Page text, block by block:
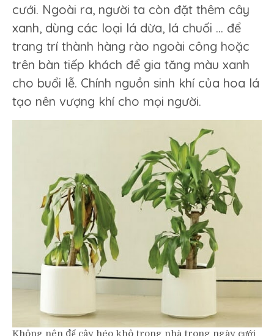
cưới. Ngoài ra, người ta còn đặt thêm cây
xanh, dùng các loại lá dừa, lá chuối … để
trang trí thành hàng rào ngoài công hoặc
trên bàn tiếp khách để gia tăng màu xanh
cho buổi lễ. Chính nguồn sinh khí của hoa lá
tạo nên vượng khí cho mọi người.